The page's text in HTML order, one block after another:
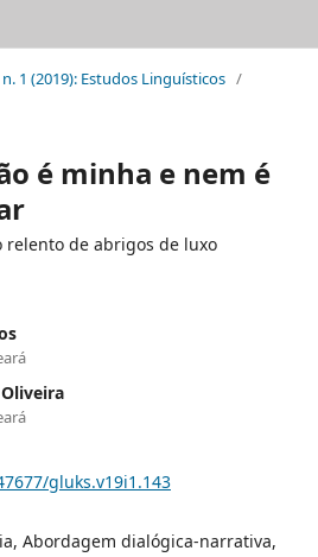
n. 1 (2019): Estudos Linguísticos /
é minha e nem é
relento de abrigos de luxo
gluks.v19i1.143
Abordagem dialógica-narrativa,